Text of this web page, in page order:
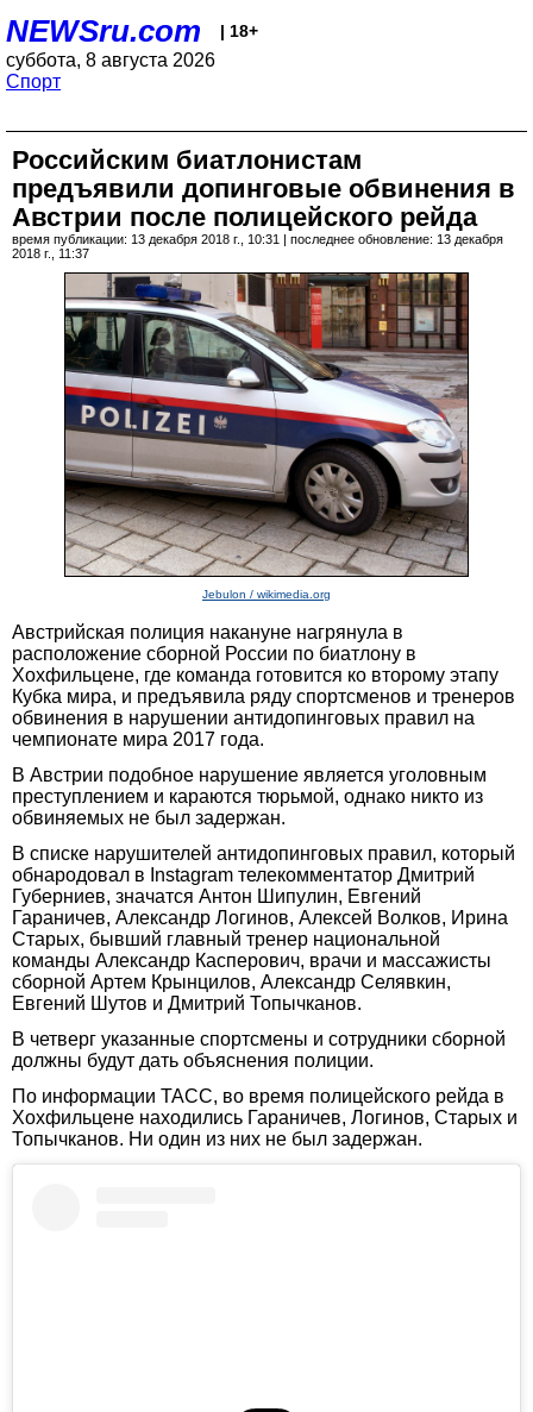
NEWSru.com | 18+
суббота, 8 августа 2026
Спорт
Российским биатлонистам
предъявили допинговые обвинения в
Австрии после полицейского рейда
время публикации: 13 декабря 2018 г., 10:31 | последнее обновление: 13 декабря
2018 г., 11:37
Jebulon / wikimedia.org
Австрийская полиция накануне нагрянула в
расположение сборной России по биатлону в
Хохфильцене, где команда готовится ко второму этапу
Кубка мира, и предъявила ряду спортсменов и тренеров
обвинения в нарушении антидопинговых правил на
чемпионате мира 2017 года.
В Австрии подобное нарушение является уголовным
преступлением и караются тюрьмой, однако никто из
обвиняемых не был задержан.
В списке нарушителей антидопинговых правил, который
обнародовал в Instagram телекомментатор Дмитрий
Губерниев, значатся Антон Шипулин, Евгений
Гараничев, Александр Логинов, Алексей Волков, Ирина
Старых, бывший главный тренер национальной
команды Александр Касперович, врачи и массажисты
сборной Артем Крынцилов, Александр Селявкин,
Евгений Шутов и Дмитрий Топычканов.
В четверг указанные спортсмены и сотрудники сборной
должны будут дать объяснения полиции.
По информации ТАСС, во время полицейского рейда в
Хохфильцене находились Гараничев, Логинов, Старых и
Топычканов. Ни один из них не был задержан.